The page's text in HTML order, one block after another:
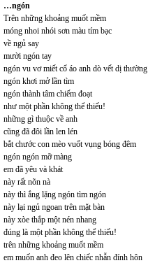
…ngón
Trên những khoảng muốt mềm
móng nhoi nhói sơn màu tím bạc
về ngủ say
mười ngón tay
ngón vu vơ miết cổ áo anh dò vết dị thường
ngón khơi mở lần tìm
ngón thành tâm chiếm đoạt
như một phần không thể thiếu!
những gì thuộc về anh
cũng đã đôi lần len lén
bắt chước con mèo vuốt vụng bóng đêm
ngón ngón mỡ màng
em đã yêu và khát
này rất nõn nà
này thì ắng lặng ngón tìm ngón
này lại ngủ ngoan trên mặt bàn
này xòe thắp một nén nhang
đúng là một phần không thể thiếu!
trên những khoảng muốt mềm
em muốn anh đeo lên chiếc nhẫn đính hôn